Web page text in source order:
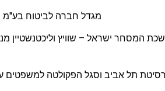
מגדל חברה לביטוח בע"מ
המסחר ישראל – שוויץ
תל אביב וסגל הפקולטה